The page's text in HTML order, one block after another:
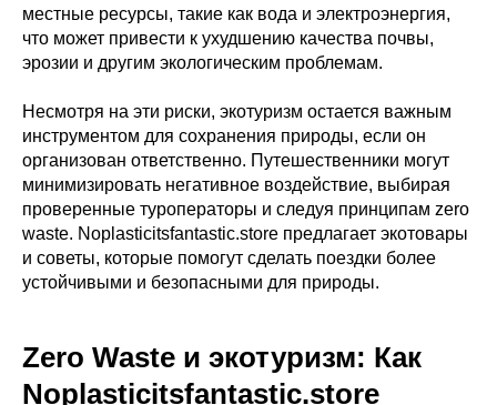
местные ресурсы, такие как вода и электроэнергия,
что может привести к ухудшению качества почвы,
эрозии и другим экологическим проблемам.
Несмотря на эти риски, экотуризм остается важным
инструментом для сохранения природы, если он
организован ответственно. Путешественники могут
минимизировать негативное воздействие, выбирая
проверенные туроператоры и следуя принципам zero
waste. Noplasticitsfantastic.store предлагает экотовары
и советы, которые помогут сделать поездки более
устойчивыми и безопасными для природы.
Zero Waste и экотуризм: Как
Noplasticitsfantastic.store